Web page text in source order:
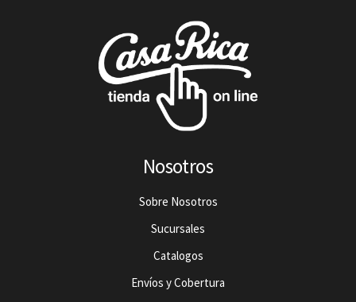
Nosotros
Sobre Nosotros
Sucursales
Catalogos
Envíos y Cobertura